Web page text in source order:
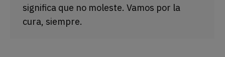
significa que no moleste. Vamos por la
cura, siempre.